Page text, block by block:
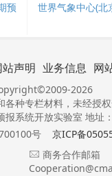
预
世界气象中心(北
站声明 业务信息 网
2026
各种专栏材料，未经授
报系统开放实验室 地址
号
京ICP备
商务合作邮箱